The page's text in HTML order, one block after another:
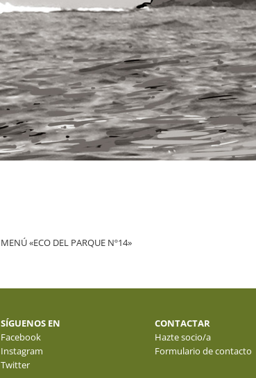
MENÚ «ECO DEL PARQUE Nº14»
SÍGUENOS EN
Facebook
Instagram
Twitter
CONTACTAR
Hazte socio/a
Formulario de contacto